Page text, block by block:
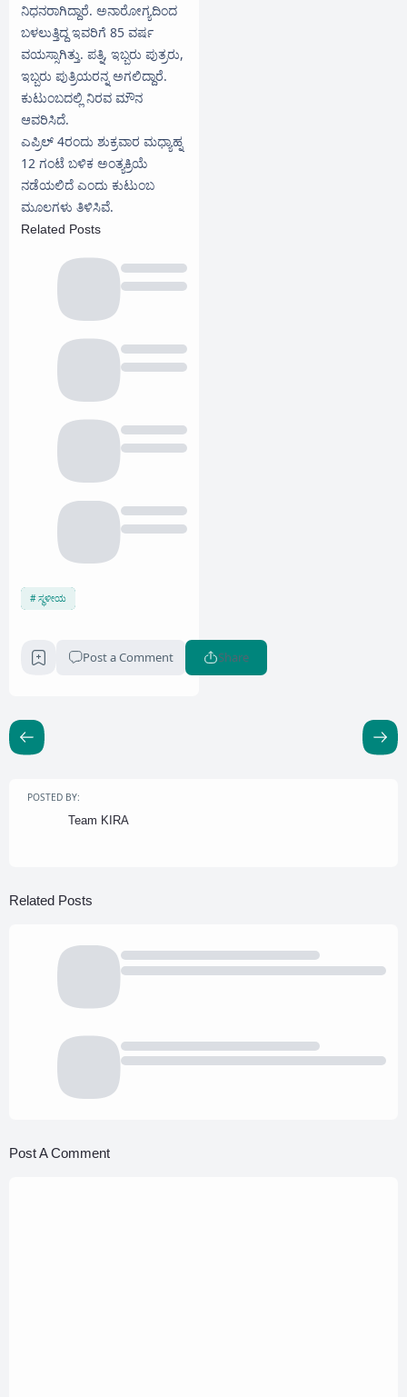
ನಿಧನರಾಗಿದ್ದಾರೆ. ಅನಾರೋಗ್ಯದಿಂದ
ಬಳಲುತ್ತಿದ್ದ ಇವರಿಗೆ 85 ವರ್ಷ
ವಯಸ್ಸಾಗಿತ್ತು. ಪತ್ನಿ, ಇಬ್ಬರು ಪುತ್ರರು,
ಇಬ್ಬರು ಪುತ್ರಿಯರನ್ನ ಅಗಲಿದ್ದಾರೆ.
ಕುಟುಂಬದಲ್ಲಿ ನಿರವ ಮೌನ
ಆವರಿಸಿದೆ.
ಎಪ್ರಿಲ್ 4ರಂದು ಶುಕ್ರವಾರ ಮಧ್ಯಾಹ್ನ
12 ಗಂಟೆ ಬಳಿಕ ಅಂತ್ಯಕ್ರಿಯೆ
ನಡೆಯಲಿದೆ ಎಂದು ಕುಟುಂಬ
ಮೂಲಗಳು ತಿಳಿಸಿವೆ.
Related Posts
ಸ್ಥಳೀಯ
Post a Comment Share
POSTED BY:
Team KIRA
Related Posts
Post A Comment